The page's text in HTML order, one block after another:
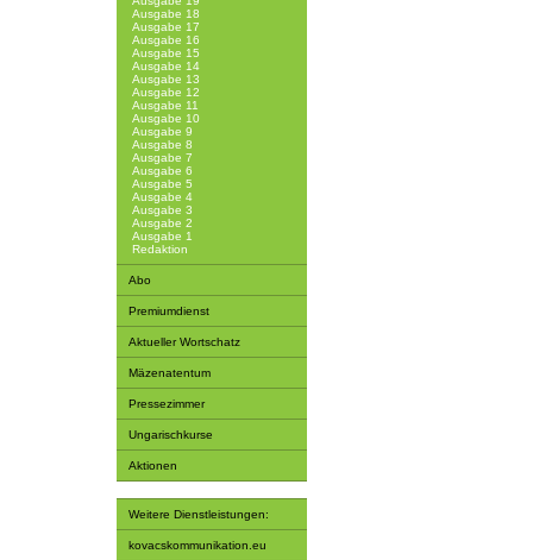
Ausgabe 18
Ausgabe 17
Ausgabe 16
Ausgabe 15
Ausgabe 14
Ausgabe 13
Ausgabe 12
Ausgabe 11
Ausgabe 10
Ausgabe 9
Ausgabe 8
Ausgabe 7
Ausgabe 6
Ausgabe 5
Ausgabe 4
Ausgabe 3
Ausgabe 2
Ausgabe 1
Redaktion
Abo
Premiumdienst
Aktueller Wortschatz
Mäzenatentum
Pressezimmer
Ungarischkurse
Aktionen
Weitere Dienstleistungen:
kovacskommunikation.eu